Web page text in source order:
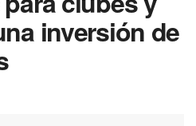
inversión de